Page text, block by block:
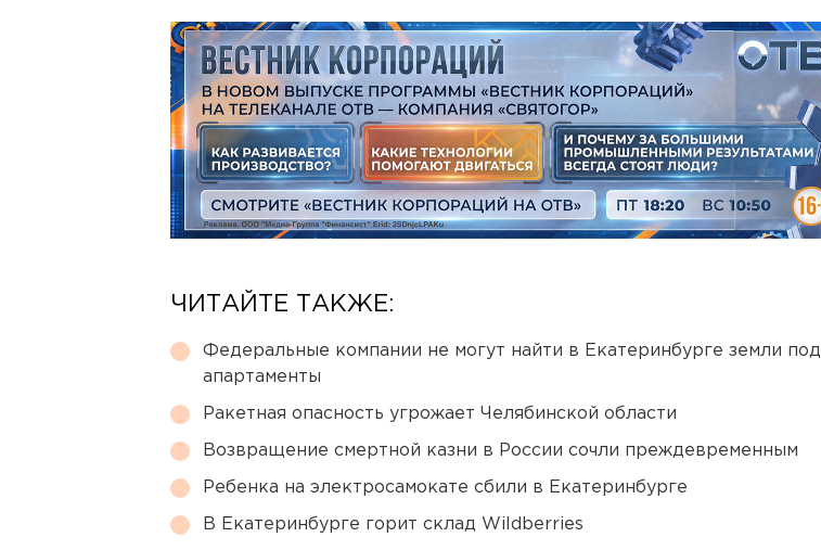
ЧИТАЙТЕ ТАКЖЕ:
Федеральные компании не могут найти в Екатеринбурге земли под
апартаменты
Ракетная опасность угрожает Челябинской области
Возвращение смертной казни в России сочли преждевременным
Ребенка на электросамокате сбили в Екатеринбурге
В Екатеринбурге горит склад Wildberries